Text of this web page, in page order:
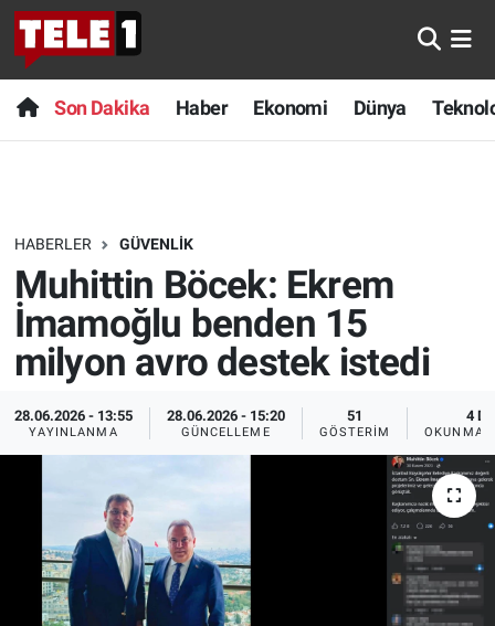
Son Dakika Haber Ekonomi Dünya
HABERLER GÜVENLIK
Muhittin Böcek: Ekrem
İmamoğlu benden 15
milyon avro destek istedi
28.06.2026 - 13:55
YAYINLANMA
28.06.2026 - 15:20
GÜNCELLEME
51
GÖSTERIM
4 DK
OKUNMA
Anında Manşet
Başka Sohbetler
Bilim turu
Bilim ve Teknoloji Evreni
Doğa Konuşuyor
Dünya
Ege'den Esintiler
Eğitim
Son Dakika
Haber
Dünya
Teknoloji
Sağlık
Spor
İletişim
Nöbetçi Eczaneler
Hava Durumu
Trafik Durumu
Süper Lig Puan Durumu ve Fikstür
Tüm Manşetler
Son Dakika Haberleri